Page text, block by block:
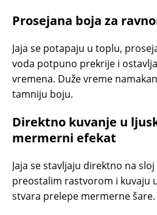
Prosejana boja za
Jaja se potapaju u toplu,
voda potpuno prekrije i
vremena. Duže vreme
tamniju boju.
Direktno kuvanje u
mermerni efekat
Jaja se stavljaju direktno na
preostalim rastvorom i kuvaju
stvara prelepe mermerne šare.